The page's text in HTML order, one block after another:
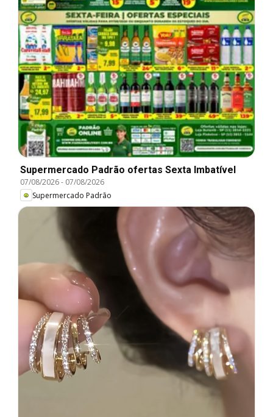
Supermercado Padrão ofertas Sexta Imbatível
07/08/2026- 07/08/2026
Supermercado Padrão